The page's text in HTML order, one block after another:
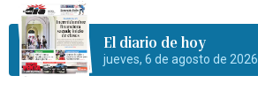
El diario de hoy
jueves, 6 de agosto de 2026